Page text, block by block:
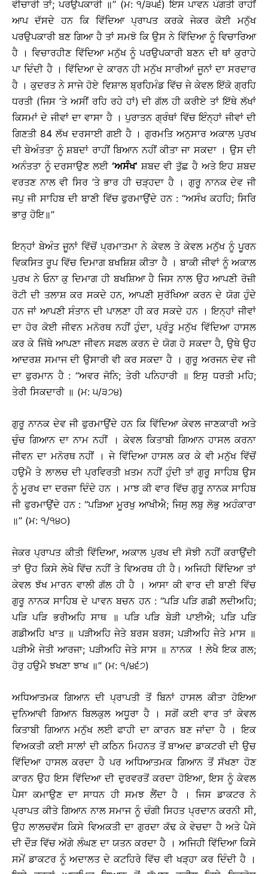
ਵੀਚਾਰੀ ਤਾਂ; ਪਰਉਪਕਾਰੀ ॥’’ (ਮ: ੧/੩੫੬) ਇਸ ਪਾਵਨ ਪੰਗਤੀ ਰਾਹੀਂ
ਆਪ ਦੱਸਦੇ ਹਨ ਕਿ ਵਿੱਦਿਆ ਪ੍ਰਾਪਤ ਕਰਕੇ ਜੇਕਰ ਕੋਈ ਮਨੁੱਖ
ਪਰਉਪਕਾਰੀ ਬਣ ਗਿਆ ਹੈ ਤਾਂ ਸਮਝੋ ਕਿ ਉਸ ਨੇ ਵਿੱਦਿਆ ਨੂੰ ਵਿਚਾਰਿਆ
ਹੈ । ਵਿਚਾਰਹੀਣ ਵਿੱਦਿਆ ਮਨੁੱਖ ਨੂੰ ਪਰਉਪਕਾਰੀ ਬਣਨ ਦੀ ਥਾਂ ਕੁਰਾਹੇ
ਪਾ ਦਿੰਦੀ ਹੈ । ਵਿੱਦਿਆ ਦੇ ਕਾਰਨ ਹੀ ਮਨੁੱਖ ਸਾਰੀਆਂ ਜੂਨਾਂ ਦਾ ਸਰਦਾਰ
ਹੈ । ਕੁਦਰਤ ਨੇ ਸਾਜੇ ਹੋਏ ਵਿਸ਼ਾਲ ਬ੍ਰਹਿਮੰਡ ਵਿੱਚ ਜੇ ਕੇਵਲ ਇੱਕੋ ਗ੍ਰਹਿ
ਧਰਤੀ (ਜਿਸ ’ਤੇ ਅਸੀਂ ਰਹਿ ਰਹੇ ਹਾਂ) ਦੀ ਗੱਲ ਹੀ ਕਰੀਏ ਤਾਂ ਇੱਥੇ ਲੱਖਾਂ
ਕਿਸਮਾਂ ਦੇ ਜੀਵਾਂ ਦਾ ਵਾਸਾ ਹੈ । ਪੁਰਾਤਨ ਗ੍ਰੰਥਾਂ ਵਿੱਚ ਇੰਨ੍ਹਾਂ ਜੀਵਾਂ ਦੀ
ਗਿਣਤੀ 84 ਲੱਖ ਦਰਸਾਈ ਗਈ ਹੈ । ਗੁਰਮਤਿ ਅਨੁਸਾਰ ਅਕਾਲ ਪੁਰਖ
ਦੀ ਬੇਅੰਤਤਾ ਨੂੰ ਸ਼ਬਦਾਂ ਰਾਹੀਂ ਬਿਆਨ ਨਹੀਂ ਕੀਤਾ ਜਾ ਸਕਦਾ । ਉਸ ਦੀ
ਅਨੰਤਤਾ ਨੂੰ ਦਰਸਾਉਣ ਲਈ ‘ਅਸੰਖ’ ਸ਼ਬਦ ਵੀ ਤੁੱਛ ਹੈ ਅਤੇ ਇਹ ਸ਼ਬਦ
ਵਰਤਣ ਨਾਲ ਵੀ ਸਿਰ ’ਤੇ ਭਾਰ ਹੀ ਚੜ੍ਹਦਾ ਹੈ । ਗੁਰੂ ਨਾਨਕ ਦੇਵ ਜੀ
ਜਪੁ ਜੀ ਸਾਹਿਬ ਦੀ ਬਾਣੀ ਵਿੱਚ ਫੁਰਮਾਉਂਦੇ ਹਨ : ‘‘ਅਸੰਖ ਕਹਹਿ; ਸਿਰਿ
ਭਾਰੁ ਹੋਇ॥’’
ਇਨ੍ਹਾਂ ਬੇਅੰਤ ਜੂਨਾਂ ਵਿੱਚੋਂ ਪ੍ਰਮਾਤਮਾ ਨੇ ਕੇਵਲ ਤੇ ਕੇਵਲ ਮਨੁੱਖ ਨੂੰ ਪੂਰਨ
ਵਿਕਸਿਤ ਰੂਪ ਵਿੱਚ ਦਿਮਾਗ ਬਖਸ਼ਿਸ਼ ਕੀਤਾ ਹੈ । ਬਾਕੀ ਜੀਵਾਂ ਨੂੰ ਅਕਾਲ
ਪੁਰਖ ਨੇ ਓਨਾ ਕੁ ਦਿਮਾਗ ਹੀ ਬਖਸ਼ਿਆ ਹੈ ਜਿਸ ਨਾਲ ਉਹ ਆਪਣੀ ਰੋਜ਼ੀ
ਰੋਟੀ ਦੀ ਤਲਾਸ਼ ਕਰ ਸਕਦੇ ਹਨ, ਆਪਣੀ ਸੁਰੱਖਿਆ ਕਰਨ ਦੇ ਯੋਗ ਹੁੰਦੇ
ਹਨ ਜਾਂ ਆਪਣੀ ਸੰਤਾਨ ਦੀ ਪਾਲਣਾ ਹੀ ਕਰ ਸਕਦੇ ਹਨ । ਇਨ੍ਹਾਂ ਜੀਵਾਂ
ਦਾ ਹੋਰ ਕੋਈ ਜੀਵਨ ਮਨੋਰਥ ਨਹੀਂ ਹੁੰਦਾ, ਪ੍ਰੰਤੂ ਮਨੁੱਖ ਵਿੱਦਿਆ ਹਾਸਲ
ਕਰ ਕੇ ਜਿੱਥੇ ਆਪਣਾ ਜੀਵਨ ਸਫਲ ਕਰਨ ਦੇ ਯੋਗ ਹੋ ਸਕਦਾ ਹੈ, ਉਥੇ ਉਹ
ਆਦਰਸ਼ ਸਮਾਜ ਦੀ ਉਸਾਰੀ ਵੀ ਕਰ ਸਕਦਾ ਹੈ । ਗੁਰੂ ਅਰਜਨ ਦੇਵ ਜੀ
ਦਾ ਫੁਰਮਾਨ ਹੈ : ‘‘ਅਵਰ ਜੋਨਿ; ਤੇਰੀ ਪਨਿਹਾਰੀ ॥ ਇਸੁ ਧਰਤੀ ਮਹਿ;
ਤੇਰੀ ਸਿਕਦਾਰੀ ॥ (ਮ: ੫/੩੭੪)
ਗੁਰੂ ਨਾਨਕ ਦੇਵ ਜੀ ਫੁਰਮਾਉਂਦੇ ਹਨ ਕਿ ਵਿੱਦਿਆ ਕੇਵਲ ਜਾਣਕਾਰੀ ਅਤੇ
ਚੁੰਚ ਗਿਆਨ ਦਾ ਨਾਮ ਨਹੀਂ । ਕੇਵਲ ਕਿਤਾਬੀ ਗਿਆਨ ਹਾਸਲ ਕਰਨਾ
ਜੀਵਨ ਦਾ ਮਨੋਰਥ ਨਹੀਂ । ਜੇ ਵਿੱਦਿਆ ਹਾਸਲ ਕਰ ਕੇ ਵੀ ਮਨੁੱਖ ਵਿੱਚੋਂ
ਹਉਮੈ ਤੇ ਲਾਲਚ ਦੀ ਪ੍ਰਵਿਰਤੀ ਖ਼ਤਮ ਨਹੀਂ ਹੁੰਦੀ ਤਾਂ ਗੁਰੂ ਸਾਹਿਬ ਉਸ
ਨੂੰ ਮੂਰਖ ਦਾ ਦਰਜਾ ਦਿੰਦੇ ਹਨ । ਮਾਝ ਕੀ ਵਾਰ ਵਿੱਚ ਗੁਰੂ ਨਾਨਕ ਸਾਹਿਬ
ਜੀ ਫੁਰਮਾਉਂਦੇ ਹਨ : ‘‘ਪੜਿਆ ਮੂਰਖੁ ਆਖੀਐ; ਜਿਸੁ ਲਬੁ ਲੋਭੁ ਅਹੰਕਾਰਾ
॥’’ (ਮ: ੧/੧੪੦)
ਜੇਕਰ ਪ੍ਰਾਪਤ ਕੀਤੀ ਵਿੱਦਿਆ, ਅਕਾਲ ਪੁਰਖ ਦੀ ਸੋਝੀ ਨਹੀਂ ਕਰਾਉਂਦੀ
ਤਾਂ ਉਹ ਕਿਸੇ ਲੇਖੇ ਵਿੱਚ ਨਹੀਂ ਤੇ ਵਿਅਰਥ ਹੀ ਹੈ। ਅਜਿਹੀ ਵਿੱਦਿਆ ਤਾਂ
ਕੇਵਲ ਝੱਖ ਮਾਰਨ ਵਾਲੀ ਗੱਲ ਹੀ ਹੈ । ਆਸਾ ਕੀ ਵਾਰ ਦੀ ਬਾਣੀ ਵਿੱਚ
ਗੁਰੂ ਨਾਨਕ ਸਾਹਿਬ ਦੇ ਪਾਵਨ ਬਚਨ ਹਨ : ‘‘ਪੜਿ ਪੜਿ ਗਡੀ ਲਦੀਅਹਿ;
ਪੜਿ ਪੜਿ ਭਰੀਅਹਿ ਸਾਥ ॥ ਪੜਿ ਪੜਿ ਬੇੜੀ ਪਾਈਐ; ਪੜਿ ਪੜਿ
ਗਡੀਅਹਿ ਖਾਤ ॥ ਪੜੀਅਹਿ ਜੇਤੇ ਬਰਸ ਬਰਸ; ਪੜੀਅਹਿ ਜੇਤੇ ਮਾਸ ॥
ਪੜੀਐ ਜੇਤੀ ਆਰਜਾ; ਪੜੀਅਹਿ ਜੇਤੇ ਸਾਸ ॥ ਨਾਨਕ ! ਲੇਖੈ ਇਕ ਗਲ;
ਹੋਰੁ ਹਉਮੈ ਝਖਣਾ ਝਾਖ ॥’’ (ਮ: ੧/੪੬੭)
ਅਧਿਆਤਮਕ ਗਿਆਨ ਦੀ ਪ੍ਰਾਪਤੀ ਤੋਂ ਬਿਨਾਂ ਹਾਸਲ ਕੀਤਾ ਹੋਇਆ
ਦੁਨਿਆਵੀ ਗਿਆਨ ਬਿਲਕੁਲ ਅਧੂਰਾ ਹੈ । ਸਗੋਂ ਕਈ ਵਾਰ ਤਾਂ ਕੇਵਲ
ਕਿਤਾਬੀ ਗਿਆਨ ਮਨੁੱਖ ਲਈ ਫਾਹੀ ਦਾ ਕਾਰਨ ਬਣ ਜਾਂਦਾ ਹੈ । ਇਕ
ਵਿਅਕਤੀ ਕਈ ਸਾਲਾਂ ਦੀ ਕਠਿਨ ਮਿਹਨਤ ਤੋਂ ਬਾਅਦ ਡਾਕਟਰੀ ਦੀ ਉਚ
ਵਿੱਦਿਆ ਹਾਸਲ ਕਰਦਾ ਹੈ ਪਰ ਅਧਿਆਤਮਕ ਗਿਆਨ ਤੋਂ ਸੱਖਣਾ ਹੋਣ
ਕਾਰਨ ਉਹ ਇਸ ਵਿੱਦਿਆ ਦੀ ਦੁਰਵਰਤੋਂ ਕਰਦਾ ਹੋਇਆ, ਇਸ ਨੂੰ ਕੇਵਲ
ਪੈਸਾ ਕਮਾਉਣ ਦਾ ਸਾਧਨ ਹੀ ਸਮਝ ਲੈਂਦਾ ਹੈ । ਜਿਸ ਡਾਕਟਰ ਨੇ
ਪ੍ਰਾਪਤ ਕੀਤੇ ਗਿਆਨ ਨਾਲ ਸਮਾਜ ਨੂੰ ਚੰਗੀ ਸਿਹਤ ਪ੍ਰਦਾਨ ਕਰਨੀ ਸੀ,
ਉਹ ਲਾਲਚਵੱਸ ਕਿਸੇ ਵਿਅਕਤੀ ਦਾ ਗੁਰਦਾ ਕੱਢ ਕੇ ਵੇਚਦਾ ਹੈ ਅਤੇ ਪੈਸੇ
ਦੀ ਦੌੜ ਵਿੱਚ ਅੱਗੇ ਲੰਘਣ ਦਾ ਯਤਨ ਕਰਦਾ ਹੈ । ਅਜਿਹੀ ਵਿੱਦਿਆ ਕਿਸੇ
ਸਮੇਂ ਡਾਕਟਰ ਨੂੰ ਅਦਾਲਤ ਦੇ ਕਟਹਿਰੇ ਵਿੱਚ ਵੀ ਖੜ੍ਹਾ ਕਰ ਦਿੰਦੀ ਹੈ ।